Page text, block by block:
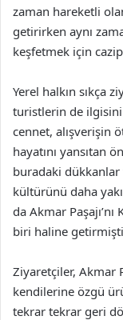
zaman hareketli
getirirken aynı
keşfetmek için
Yerel halkın sıkça
turistlerin de ilgisini
cennet, alışverişin
hayatını yansıtan
buradaki dükkanlar
kültürünü daha
da Akmar
biri haline
Ziyaretçiler, Akmar
kendilerine özgü
tekrar tekrar geri